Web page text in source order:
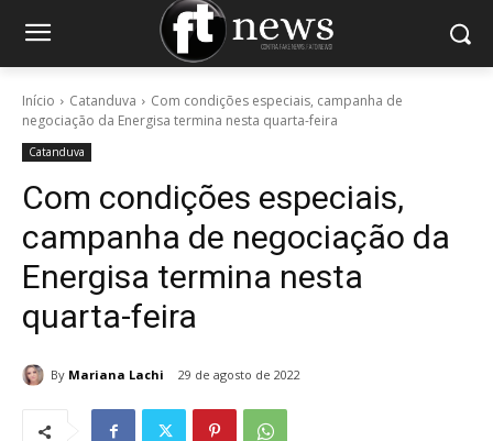
Início Catanduva
Com condições especiais, campanha de
negociação da Energisa termina nesta quarta-feira
Catanduva
Com condições especiais,
campanha de negociação da
Energisa termina nesta
quarta-feira
By Mariana Lachi 29 de agosto de 2022